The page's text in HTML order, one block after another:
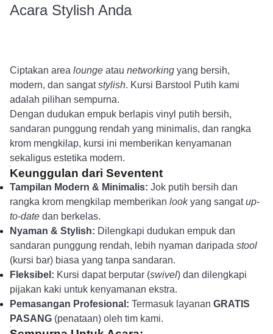
Acara Stylish Anda
Ciptakan area lounge atau networking yang bersih,
modern, dan sangatstylish. Kursi Barstool Putih kami
adalah pilihan sempurna.
Dengan dudukan empuk berlapis vinyl putih bersih,
sandaran punggung rendah yang minimalis, dan rangka
krom mengkilap, kursi ini memberikan kenyamanan
sekaligus estetika modern.
Keunggulan dari Seventent
Tampilan Modern & Minimalis: Jok putih bersih dan
rangka krom mengkilap memberikan lookyang sangatup-
to-date dan berkelas.
Nyaman & Stylish: Dilengkapi dudukan empuk dan
sandaran punggung rendah, lebih nyaman daripada stool
(kursi bar) biasa yang tanpa sandaran.
Fleksibel: Kursi dapat berputar (swivel) dan dilengkapi
pijakan kaki untuk kenyamanan ekstra.
Pemasangan Profesional: Termasuk layanan GRATIS
PASANG (penataan) oleh tim kami.